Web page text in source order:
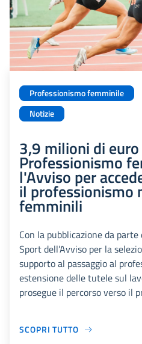
Professionismo femminile
Notizie
3,9 milioni di
Professionismo
l'Avviso per
il professionismo
femminili
Con la pubblicazione da
Sport dell’Avviso per la
supporto al passaggio al
estensione delle tutele sul
prosegue il percorso verso il
SCOPRI TUTTO